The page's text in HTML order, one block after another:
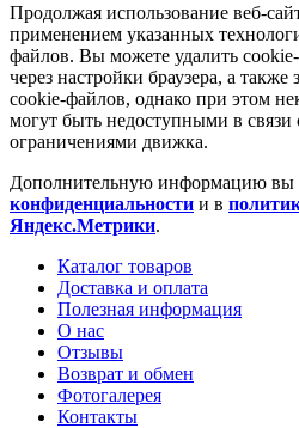
Продолжая использование веб-
применением указанных
файлов. Вы можете удалить
через настройки браузера, а
cookie-файлов, однако при этом
могут быть недоступными в связи
ограничениями движка.
Дополнительную информацию вы
конфиденциальности и в
Яндекс.Метрики.
Каталог товаров
Доставка и оплата
Полезная информация
О нас
Отзывы
Возврат и обмен
Фотогалерея
Контакты